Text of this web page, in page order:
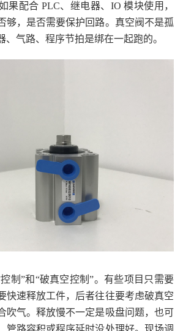
果配合 PLC、继电器、IO 模块使用，
够，是否需要保护回路。真空阀不是孤
、气路、程序节拍是绑在一起跑的。
制”和“破真空控制”。有些项目只需要
快速释放工件，后者往往要考虑破真空
吹气。释放慢不一定是吸盘问题，也可
管路容积或程序延时没处理好。现场调